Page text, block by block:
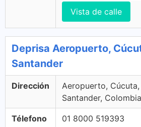
Vista de calle
Deprisa Aeropuerto,
Santander
Dirección
Aeropuerto,
Santander, Colombia
Télefono 01 8000 519393